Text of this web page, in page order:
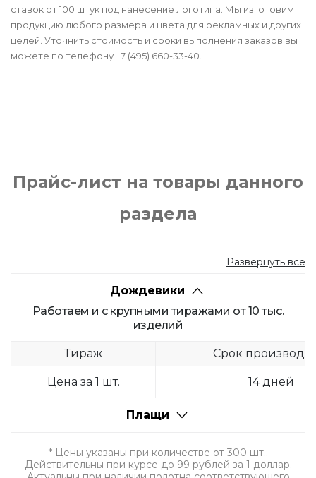
ставок от 100 штук под нанесение логотипа. Мы изготовим
продукцию любого размера и цвета для рекламных и других
целей. Уточнить стоимость и сроки выполнения заказов вы
можете по телефону +7 (495) 660-33-40.
Прайс-лист на товары данного
раздела
Развернуть все
Дождевики
Работаем и с крупными тиражами от 10 тыс.
изделий
Тираж Срок
Цена за 1 шт. 14 дней
Плащи
* Цены указаны при количестве от 300 шт..
Действительны при курсе до 99 рублей за 1 доллар.